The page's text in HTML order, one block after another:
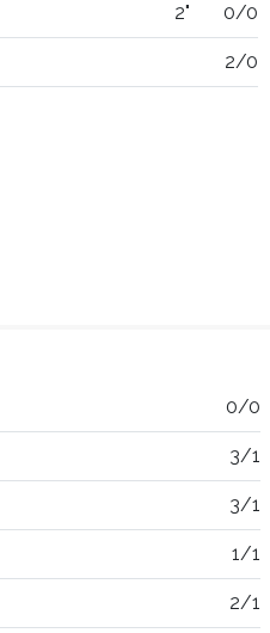
2" 0/0
2/0
0/0
3/1
3/1
1/1
2/1